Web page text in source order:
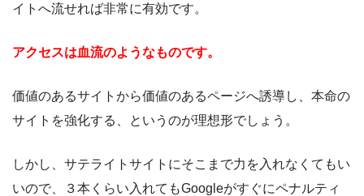
イトへ流せれば非常に有効です。
アクセスは血流のようなものです。
価値のあるサイトから価値のあるページへ誘導し、本命の
サイトを強化する、というのが理想形でしょう。
しかし、サテライトサイトにそこまで力を入れなくてもい
いので、３本くらい入れてもGoogleがすぐにペナルティ